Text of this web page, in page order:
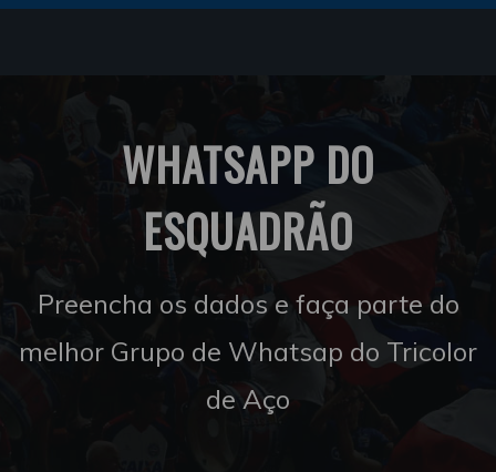
WHATSAPP DO
ESQUADRÃO
Preencha os dados e faça parte do
melhor Grupo de Whatsap do Tricolor
de Aço